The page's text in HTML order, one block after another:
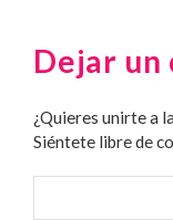
Dejar
¿Quieres unirte a
Siéntete libre de